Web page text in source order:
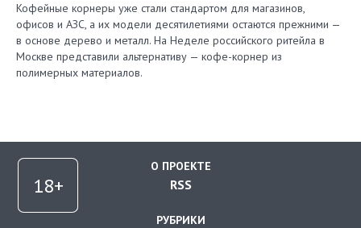
Кофейные корнеры уже стали стандартом для магазинов,
офисов и АЗС, а их модели десятилетиями остаются прежними —
в основе дерево и металл. На Неделе российского ритейла в
Москве представили альтернативу — кофе-корнер из
полимерных материалов.
О ПРОЕКТЕ
RSS
РУБРИКИ